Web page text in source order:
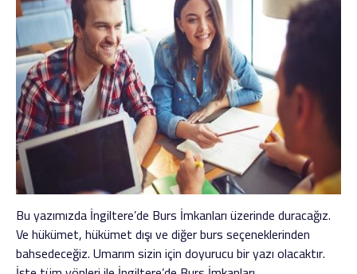
Bu yazımızda İngiltere’de Burs İmkanları üzerinde duracağız.
Ve hükümet, hükümet dışı ve diğer burs seçeneklerinden
bahsedeceğiz. Umarım sizin için doyurucu bir yazı olacaktır.